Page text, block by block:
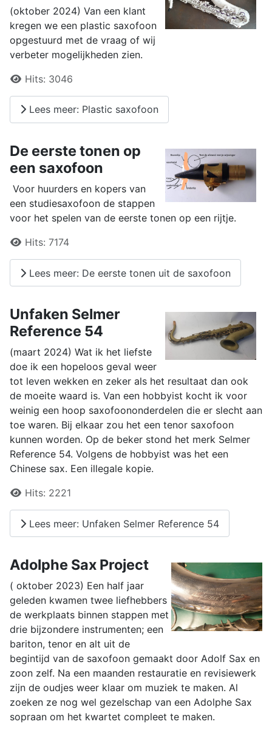
(oktober 2024) Van een klant
kregen we een plastic saxofoon
opgestuurd met de vraag of wij
verbeter mogelijkheden zien.
Details
Hits: 3046
Lees meer: Plastic saxofoon
De eerste tonen op
een saxofoon
Voor huurders en kopers van
een studiesaxofoon de stappen
voor het spelen van de eerste tonen op een rijtje.
Details
Hits: 7174
Lees meer: De eerste tonen uit de saxofoon
Unfaken Selmer
Reference 54
(maart 2024) Wat ik het liefste
doe ik een hopeloos geval weer
tot leven wekken en zeker als het resultaat dan ook
de moeite waard is. Van een hobbyist kocht ik voor
weinig een hoop saxofoononderdelen die er slecht aan
toe waren. Bij elkaar zou het een tenor saxofoon
kunnen worden. Op de beker stond het merk Selmer
Reference 54. Volgens de hobbyist was het een
Chinese sax. Een illegale kopie.
Details
Hits: 2221
Lees meer: Unfaken Selmer Reference 54
Adolphe Sax Project
( oktober 2023) Een half jaar
geleden kwamen twee liefhebbers
de werkplaats binnen stappen met
drie bijzondere instrumenten; een
bariton, tenor en alt uit de
begintijd van de saxofoon gemaakt door Adolf Sax en
zoon zelf. Na een maanden restauratie en revisiewerk
zijn de oudjes weer klaar om muziek te maken. Al
zoeken ze nog wel gezelschap van een Adolphe Sax
sopraan om het kwartet compleet te maken.